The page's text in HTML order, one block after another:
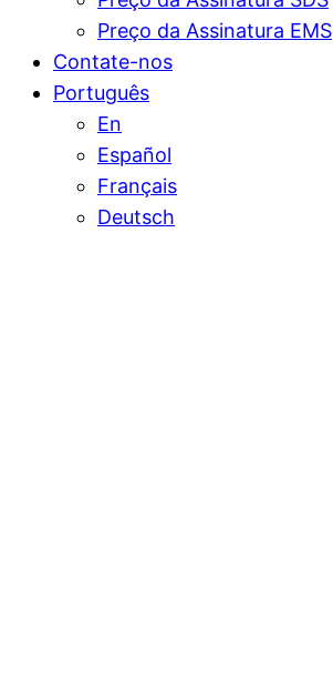
Preço da Assinatura EMS
Contate-nos
Português
En
Español
Français
Deutsch